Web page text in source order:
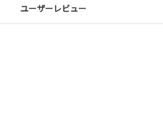
ユーザーレビュー